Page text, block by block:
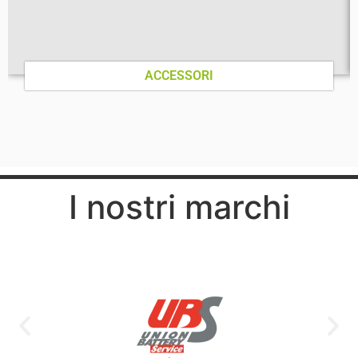
ACCESSORI
I nostri marchi